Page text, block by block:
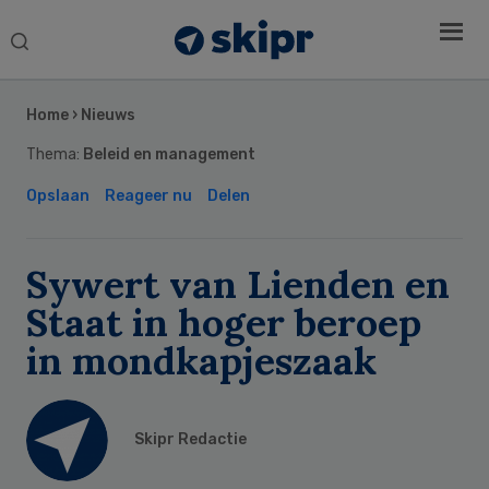
Search
Home › Nieuws
Thema: Beleid en management
Opslaan Reageer nu Delen
Sywert van Lienden en
Staat in hoger beroep
in mondkapjeszaak
Skipr Redactie
Sidebar